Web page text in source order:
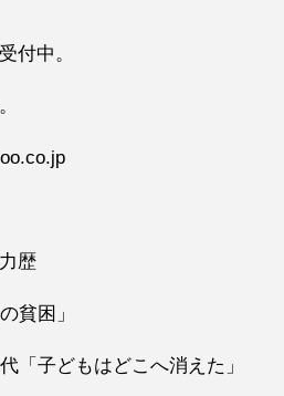
付中。
歴
貧困」
「子どもはどこへ消えた」